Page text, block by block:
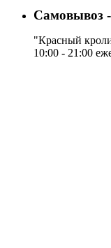
Самовывоз -
"Красный
10:00 - 21:00